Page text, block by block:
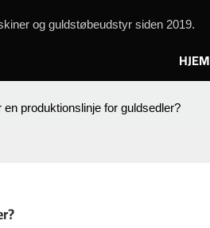
og guldstøbeudstyr siden 2019.
HJEM
en produktionslinje for guldsedler?